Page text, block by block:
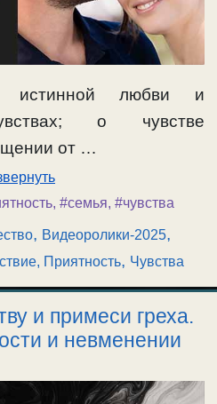
истинной любви и
о чувстве
от …
, #семья, #чувства
, Видеоролики-2025,
Приятность, Чувства
и примеси греха.
и невменении